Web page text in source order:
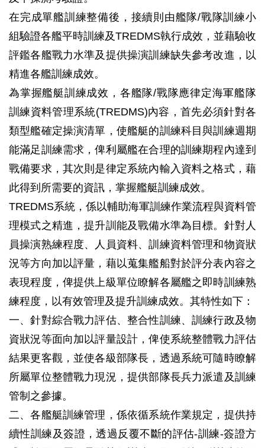
在完成單艦訓練整備後，接續則由艦隊/戰隊訓練小
組驗證各艦平時訓練及TREDMS執行成效，並藉驗收
評鑑各艦戰力水準及提供操演訓練缺失參考改進，以
精進各艦訓練成效。
為掌握艦艇訓練成效，各艦隊/戰隊應律定海軍艦隊
訓練資料管理系統(TREDMS)內容，首先必須針對各
類型艦確定操演清單，使艦艇的訓練科目與訓練週期
能滿足訓練需求，俾利屬艦在合理的訓練期程內達到
戰備要求，其次則是律定系統內輸入資料之格式，藉
此得到所需要的資訊，掌握艦艇訓練成效。
TREDMS系統，係以輔助海軍訓練作業流程與資料管
理模式之精進，提升訓能及戰備水準為目標。針對人
員操演熟練程度、人員資料、訓練資料管理和物資狀
況等方向加以評量，藉以蒐集艦船對於評分表內容之
表現程度，俾提供上級單位瞭解各屬艦之即時訓練熟
練程度，以有效管理及提升訓練成效。其特性如下：
一、針對綜合戰力評估、整合性訓練、訓練行政及物
資狀況等面向加以評量設計，俾使系統整體戰力評估
結果更客觀，並使各級部隊長，透過系統可隨時瞭解
所屬單位整體戰力現況，提供部隊長兵力派遣及訓練
管制之參據。
二、各艦艇訓練管理，係依循系統作業規定，提供持
續性訓練及簽證，透過反覆不斷的評估-訓練-簽證方